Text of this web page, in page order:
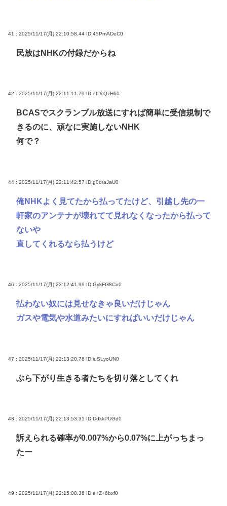
41 : 2025/11/17(月) 22:10:58.44 ID:45PmADeC0
民放はNHKの付録だからね
42 : 2025/11/17(月) 22:11:11.79 ID:efDcQzH60
BCASでスクランブル放送にすれば簡単に受信規制で
きるのに、頑なに実施しないNHK
何で？
44 : 2025/11/17(月) 22:11:42.57 ID:g0d/aJaU0
俺NHKよく見てたから払ってたけど、引越し先の一
軒家のアンテナが壊れてて見れなくなったから払って
ないや
直してくれるなら払うけど
46 : 2025/11/17(月) 22:12:41.99 ID:GykFG8Cu0
払わない奴には見せなきゃ良いだけじゃん
ガスや電気や水道みたいにすればいいだけじゃん
47 : 2025/11/17(月) 22:13:20.78 ID:iuSLyoUN0
ぶら下がり生きる者たちを切り落としてくれ
48 : 2025/11/17(月) 22:13:53.31 ID:DdkkPUGd0
訴えられる確率が0.007%から0.07%に上がっちまっ
たー
49 : 2025/11/17(月) 22:15:08.36 ID:e+Z+6bxf0